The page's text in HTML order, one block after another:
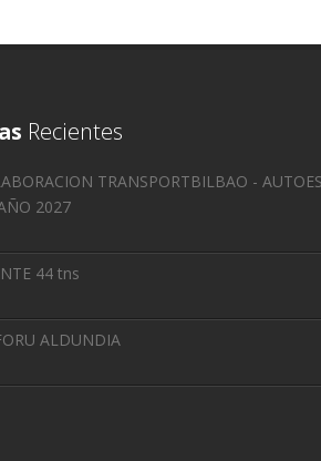
Recientes
TRANSPORTBILBAO -
2027
44 tns
ALDUNDIA